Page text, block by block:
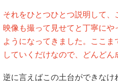
それをひとつひとつ説明して
映像も撮って見せてと丁寧に
ようになってきました。ここ
していくだけなので、どんどん
逆に言えばこの土台ができな